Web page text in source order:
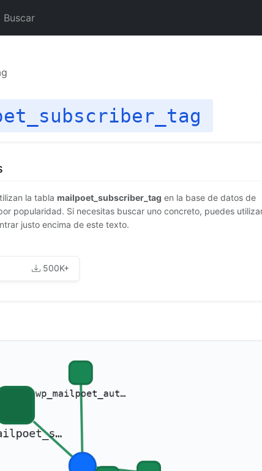
Buscar
la tabla mailpoet_subscriber_tag en la base de datos de
popularidad. Si necesitas buscar uno concreto, puedes
justo encima de este texto.
500K+